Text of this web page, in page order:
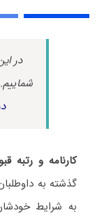
در
کارنامه و رتبه
گذشته به
به شرایط